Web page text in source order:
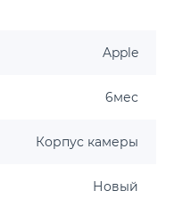
Apple
6мес
Корпус камеры
Новый